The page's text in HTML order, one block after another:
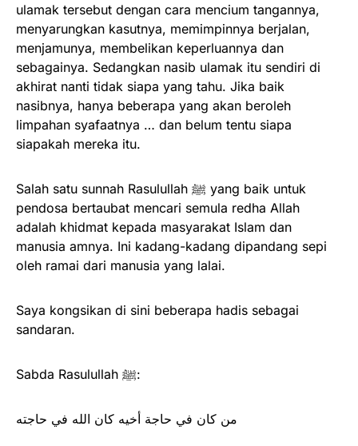
ulamak tersebut dengan cara mencium tangannya,
menyarungkan kasutnya, memimpinnya berjalan,
menjamunya, membelikan keperluannya dan
sebagainya. Sedangkan nasib ulamak itu sendiri di
akhirat nanti tidak siapa yang tahu. Jika baik
nasibnya, hanya beberapa yang akan beroleh
limpahan syafaatnya … dan belum tentu siapa
siapakah mereka itu.
Salah satu sunnah Rasulullah ﷺ yang baik untuk
pendosa bertaubat mencari semula redha Allah
adalah khidmat kepada masyarakat Islam dan
manusia amnya. Ini kadang-kadang dipandang sepi
oleh ramai dari manusia yang lalai.
Saya kongsikan di sini beberapa hadis sebagai
sandaran.
Sabda Rasulullah ﷺ:
من كان في حاجة أخيه كان الله في حاجته